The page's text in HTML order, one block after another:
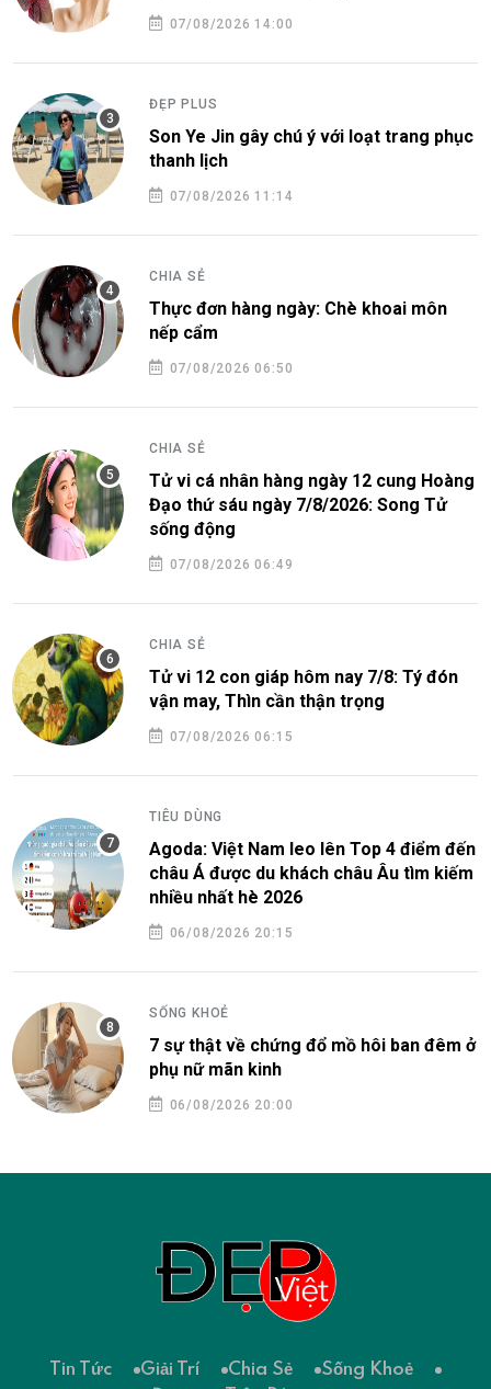
07/08/2026 14:00
ĐẸP PLUS
Son Ye Jin gây chú ý với loạt trang phục
thanh lịch
07/08/2026 11:14
CHIA SẺ
Thực đơn hàng ngày: Chè khoai môn
nếp cẩm
07/08/2026 06:50
CHIA SẺ
Tử vi cá nhân hàng ngày 12 cung Hoàng
Đạo thứ sáu ngày 7/8/2026: Song Tử
sống động
07/08/2026 06:49
CHIA SẺ
Tử vi 12 con giáp hôm nay 7/8: Tý đón
vận may, Thìn cần thận trọng
07/08/2026 06:15
TIÊU DÙNG
Agoda: Việt Nam leo lên Top 4 điểm đến
châu Á được du khách châu Âu tìm kiếm
nhiều nhất hè 2026
06/08/2026 20:15
SỐNG KHOẺ
7 sự thật về chứng đổ mồ hôi ban đêm ở
phụ nữ mãn kinh
06/08/2026 20:00
Tin Tức Giải Trí Chia Sẻ
Sống Khoẻ